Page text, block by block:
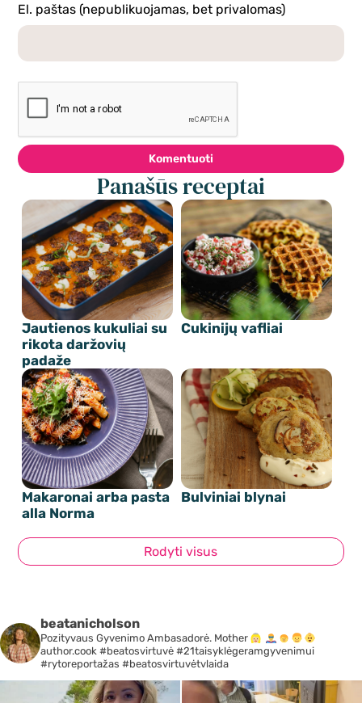
El. paštas (nepublikuojamas, bet privalomas)
Komentuoti
Panašūs receptai
Jautienos kukuliai su
rikota daržovių
padaže
Cukinijų vafliai
Makaronai arba pasta
alla Norma
Bulviniai blynai
Rodyti visus
beatanicholson
Pozityvaus Gyvenimo Ambasadorė. Mother
author.cook #beatosvirtuvė #21taisyklėgeramgyvenimui
#rytoreportažas #beatosvirtuvėtvlaida